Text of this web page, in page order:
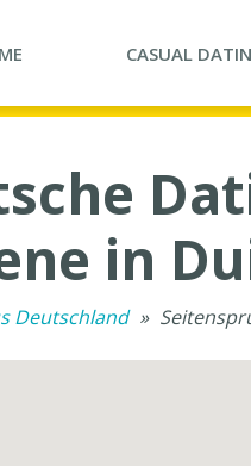
CASUAL
in
Deutschland »